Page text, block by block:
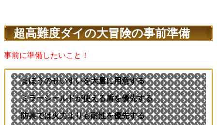
超高難度ダイの大冒険の事前準備
事前に準備したいこと！
まほうのせいすいを大量に用意する
ミラーシールドが使える盾を優先する
防具では火力よりも耐性を優先する